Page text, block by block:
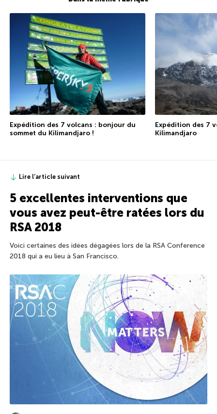
Expédition des 7 volcans : bonjour du
sommet du Kilimandjaro !
Expédition des 7
Kilimandjaro
Lire l’article suivant
5 excellentes interventions que
vous avez peut-être ratées lors du
RSA 2018
Voici certaines des idées dégagées lors de la RSA Conference
2018 qui a eu lieu à San Francisco.